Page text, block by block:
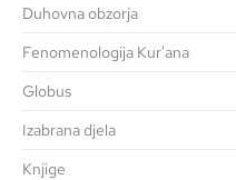
Duhovna obzorja
Fenomenologija Kur'ana
Globus
Izabrana djela
Knjige